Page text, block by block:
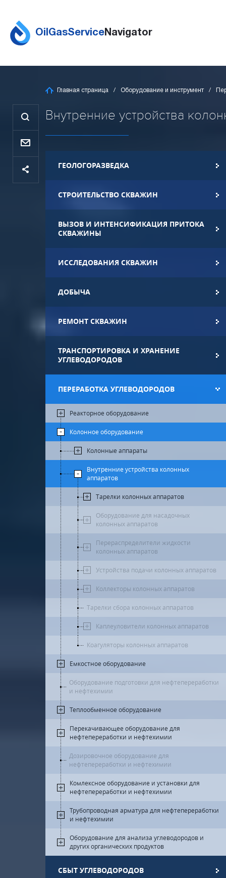
OilGasServiceNavigator
Главная страница Оборудование и инструмент
Внутренние устройства
ГЕОЛОГОРАЗВЕДКА
СТРОИТЕЛЬСТВО СКВАЖИН
ВЫЗОВ И ИНТЕНСИФИКАЦИЯ ПРИТОКА
СКВАЖИНЫ
ИССЛЕДОВАНИЯ СКВАЖИН
ДОБЫЧА
РЕМОНТ СКВАЖИН
ТРАНСПОРТИРОВКА И ХРАНЕНИЕ
УГЛЕВОДОРОДОВ
ПЕРЕРАБОТКА УГЛЕВОДОРОДОВ
Реакторное оборудование
Колонное оборудование
Колонные аппараты
Внутренние устройства колонных
аппаратов
Тарелки колонных аппаратов
Оборудование для насадочных
колонных аппаратов
Перераспределители жидкости
колонных аппаратов
Устройства подачи колонных аппаратов
Коллекторы колонных аппаратов
Тарелки сбора колонных аппаратов
Каплеуловители колонных аппаратов
Коагуляторы колонных аппаратов
Емкостное оборудование
Оборудование подготовки для нефтепереработки
и нефтехимии
Теплообменное оборудование
Перекачивающее оборудование для
нефтепереработки и нефтехимии
Дозировочное оборудование для
нефтепереработки и нефтехимии
Комлексное оборудование и установки для
нефтепереработки и нефтехимии
Трубопроводная арматура для нефтепереработки
и нефтехимии
Оборудование для анализа углеводородов и
других органических продуктов
СБЫТ УГЛЕВОДОРОДОВ